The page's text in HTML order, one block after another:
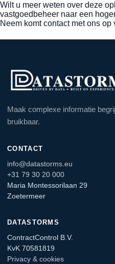
Wilt u meer weten over deze
vastgoedbeheer naar een
Neem komt contact met ons op
Maak complexe informatie
bruikbaar.
CONTACT
info@datastorms.eu
+31 79 30 20 000
Maria Montessorilaan 29
Zoetermeer
DATASTORMS
ContractControl B.V.
KvK 70581819
Privacy & cookies